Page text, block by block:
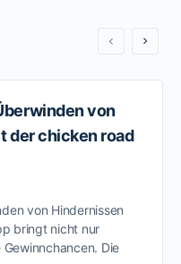
von
der chicken road
von Hindernissen
bringt nicht nur
Die